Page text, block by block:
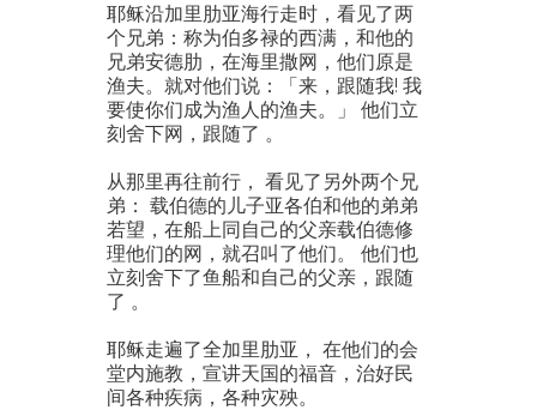
耶稣沿加里肋亚海行走时，看见了两
个兄弟：称为伯多禄的西满，和他的
兄弟安德肋，在海里撒网，他们原是
渔夫。就对他们说：「来，跟随我! 我
要使你们成为渔人的渔夫。」 他们立
刻舍下网，跟随了 。
从那里再往前行， 看见了另外两个兄
弟： 载伯德的儿子亚各伯和他的弟弟
若望，在船上同自己的父亲载伯德修
理他们的网，就召叫了他们。 他们也
立刻舍下了鱼船和自己的父亲，跟随
了 。
耶稣走遍了全加里肋亚， 在他们的会
堂内施教，宣讲天国的福音，治好民
间各种疾病，各种灾殃。